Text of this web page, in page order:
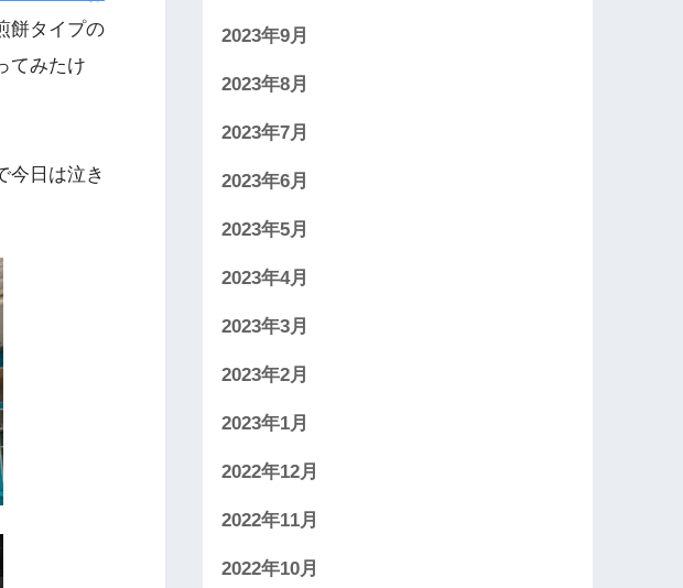
餅タイプの
てみたけ
今日は泣き
2023年9月
2023年8月
2023年7月
2023年6月
2023年5月
2023年4月
2023年3月
2023年2月
2023年1月
2022年12月
2022年11月
2022年10月